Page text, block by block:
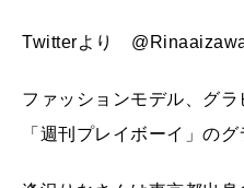
Twitterより
ファッションモデル、グ
「週刊プレイボーイ」の